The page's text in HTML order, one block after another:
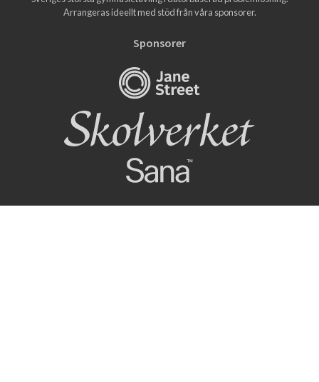
Arrangeras ideellt med stöd från våra sponsorer.
Sponsorer